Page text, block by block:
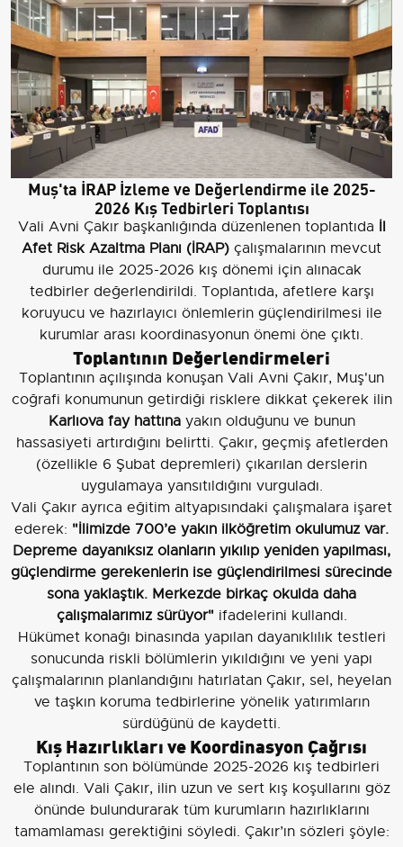
Muş'ta İRAP İzleme ve Değerlendirme ile 2025-
2026 Kış Tedbirleri Toplantısı
Vali Avni Çakır başkanlığında düzenlenen toplantıda İl
Afet Risk Azaltma Planı (İRAP) çalışmalarının mevcut
durumu ile 2025-2026 kış dönemi için alınacak
tedbirler değerlendirildi. Toplantıda, afetlere karşı
koruyucu ve hazırlayıcı önlemlerin güçlendirilmesi ile
kurumlar arası koordinasyonun önemi öne çıktı.
Toplantının Değerlendirmeleri
Toplantının açılışında konuşan Vali Avni Çakır, Muş'un
coğrafi konumunun getirdiği risklere dikkat çekerek ilin
Karlıova fay hattınayakın olduğunu ve bunun
hassasiyeti artırdığını belirtti. Çakır, geçmiş afetlerden
(özellikle 6 Şubat depremleri) çıkarılan derslerin
uygulamaya yansıtıldığını vurguladı.
Vali Çakır ayrıca eğitim altyapısındaki çalışmalara işaret
ederek: "İlimizde 700’e yakın ilköğretim okulumuz var.
Depreme dayanıksız olanların yıkılıp yeniden yapılması,
güçlendirme gerekenlerin ise güçlendirilmesi sürecinde
sona yaklaştık. Merkezde birkaç okulda daha
çalışmalarımız sürüyor"ifadelerini kullandı.
Hükümet konağı binasında yapılan dayanıklılık testleri
sonucunda riskli bölümlerin yıkıldığını ve yeni yapı
çalışmalarının planlandığını hatırlatan Çakır, sel, heyelan
ve taşkın koruma tedbirlerine yönelik yatırımların
sürdüğünü de kaydetti.
Kış Hazırlıkları ve Koordinasyon Çağrısı
Toplantının son bölümünde 2025-2026 kış tedbirleri
ele alındı. Vali Çakır, ilin uzun ve sert kış koşullarını göz
önünde bulundurarak tüm kurumların hazırlıklarını
tamamlaması gerektiğini söyledi. Çakır’ın sözleri şöyle: